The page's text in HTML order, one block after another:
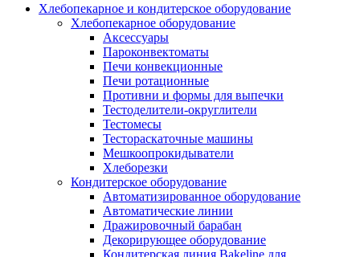
Хлебопекарное и кондитерское оборудование
Хлебопекарное оборудование
Аксессуары
Пароконвектоматы
Печи конвекционные
Печи ротационные
Противни и формы для выпечки
Тестоделители-округлители
Тестомесы
Тестораскаточные машины
Мешкоопрокидыватели
Хлеборезки
Кондитерское оборудование
Автоматизированное оборудование
Автоматические линии
Дражировочный барабан
Декорирующее оборудование
Кондитерская линия Bakeline для